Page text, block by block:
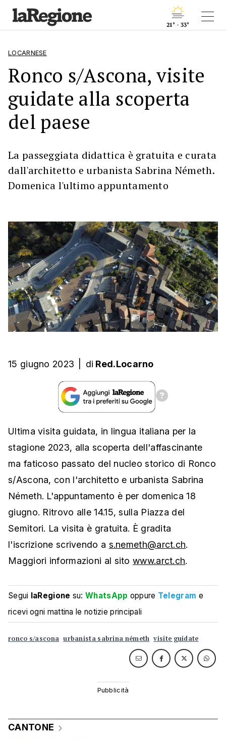
21° - 33°
LOCARNESE
Ronco s/Ascona, visite
guidate alla scoperta
del paese
La passeggiata didattica è gratuita e curata
dall'architetto e urbanista Sabrina Németh.
Domenica l'ultimo appuntamento
15 giugno 2023 di Red.Locarno
Ultima visita guidata, in lingua italiana per la
stagione 2023, alla scoperta dell'affascinante
ma faticoso passato del nucleo storico di Ronco
s/Ascona, con l'architetto e urbanista Sabrina
Németh. L'appuntamento è per domenica 18
giugno. Ritrovo alle 14.15, sulla Piazza del
Semitori. La visita è gratuita. È gradita
l'iscrizione scrivendo a s.nemeth@arct.ch.
Maggiori informazioni al sitowww.arct.ch.
Segui laRegione su:WhatsApp oppure Telegram e
ricevi ogni mattina le notizie principali
ronco s/ascona urbanista sabrina németh visite guidate
CANTONE